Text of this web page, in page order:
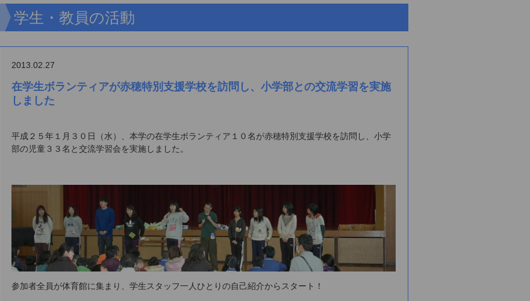
学生・教員の活動
2013.02.27
在学生ボランティアが赤穂特別支援学校を訪問し、小学部との交流学習を実施
しました
平成２５年１月３０日（水）、本学の在学生ボランティア１０名が赤穂特別支援学校を訪問し、小学
部の児童３３名と交流学習会を実施しました。
参加者全員が体育館に集まり、学生スタッフ一人ひとりの自己紹介からスタート！